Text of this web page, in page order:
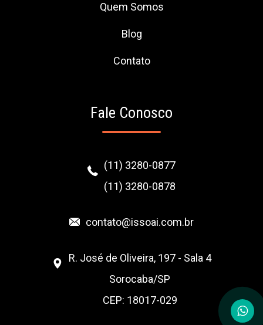
Quem Somos
Blog
Contato
Fale Conosco
(11) 3280-0877
(11) 3280-0878
contato@issoai.com.br
R. José de Oliveira, 197 - Sala 4
Sorocaba/SP
CEP: 18017-029